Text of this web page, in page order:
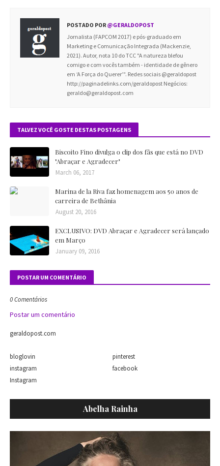
POSTADO POR @GERALDOPOST
Jornalista (FAPCOM 2017) e pós-graduado em
Marketing e Comunicação Integrada (Mackenzie,
2021). Autor, nota 10 do TCC "A natureza blefou
comigo e com vocês também - identidade de gênero
em ‘A Força do Querer’". Redes sociais @geraldopost
http://paginadelinks.com/geraldopost Negócios:
geraldo@geraldopost.com
TALVEZ VOCÊ GOSTE DESTAS POSTAGENS
Biscoito Fino divulga o clip dos fãs que está no DVD
"Abraçar e Agradecer"
March 06, 2017
Marina de la Riva faz homenagem aos 50 anos de
carreira de Bethânia
August 20, 2016
EXCLUSIVO: DVD Abraçar e Agradecer será lançado
em Março
January 09, 2016
POSTAR UM COMENTÁRIO
0 Comentários
Postar um comentário
geraldopost.com
bloglovin
pinterest
instagram
facebook
Instagram
Abelha Rainha